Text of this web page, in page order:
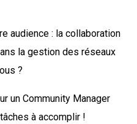
audience : la collaboration
la gestion des réseaux
?
un Community Manager
à accomplir !